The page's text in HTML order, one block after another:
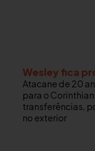
Wesley fica
Atacane de 20
para o
transferências,
no exterior